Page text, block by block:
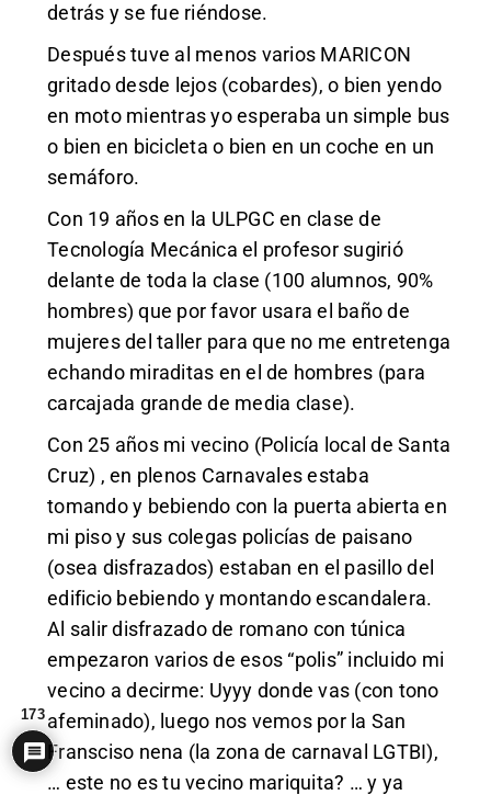
detrás y se fue riéndose.
Después tuve al menos varios MARICON
gritado desde lejos (cobardes), o bien yendo
en moto mientras yo esperaba un simple bus
o bien en bicicleta o bien en un coche en un
semáforo.
Con 19 años en la ULPGC en clase de
Tecnología Mecánica el profesor sugirió
delante de toda la clase (100 alumnos, 90%
hombres) que por favor usara el baño de
mujeres del taller para que no me entretenga
echando miraditas en el de hombres (para
carcajada grande de media clase).
Con 25 años mi vecino (Policía local de Santa
Cruz) , en plenos Carnavales estaba
tomando y bebiendo con la puerta abierta en
mi piso y sus colegas policías de paisano
(osea disfrazados) estaban en el pasillo del
edificio bebiendo y montando escandalera.
Al salir disfrazado de romano con túnica
empezaron varios de esos “polis” incluido mi
vecino a decirme: Uyyy donde vas (con tono
afeminado), luego nos vemos por la San
Fransciso nena (la zona de carnaval LGTBI),
… este no es tu vecino mariquita? … y ya
173